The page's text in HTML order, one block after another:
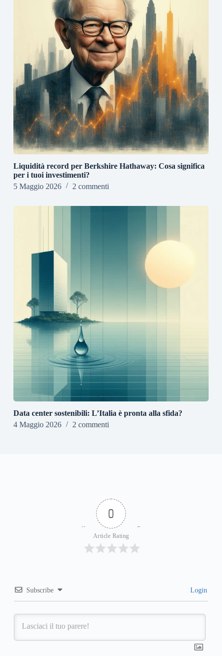
Liquidità record per Berkshire Hathaway: Cosa significa
per i tuoi investimenti?
5 Maggio 2026
2 commenti
Data center sostenibili: L’Italia è pronta alla sfida?
4 Maggio 2026
2 commenti
0
Article Rating
Subscribe Login